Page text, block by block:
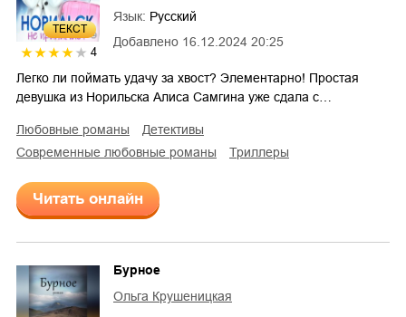
ТЕКСТ
4
Добавлено 16.12.2024 20:25
Язык: Русский
Легко ли поймать удачу за хвост? Элементарно! Простая
девушка из Норильска Алиса Самгина уже сдала с…
любовные романы
детективы
современные любовные романы
триллеры
Читать онлайн
Бурное
Ольга Крушеницкая